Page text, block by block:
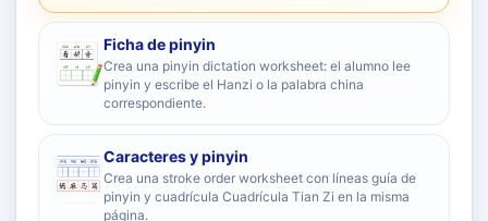
Ficha de pinyin
Crea una pinyin dictation worksheet: el alumno lee
pinyin y escribe el Hanzi o la palabra china
correspondiente.
Caracteres y pinyin
Crea una stroke order worksheet con líneas guía de
pinyin y cuadrícula Cuadrícula Tian Zi en la misma
página.